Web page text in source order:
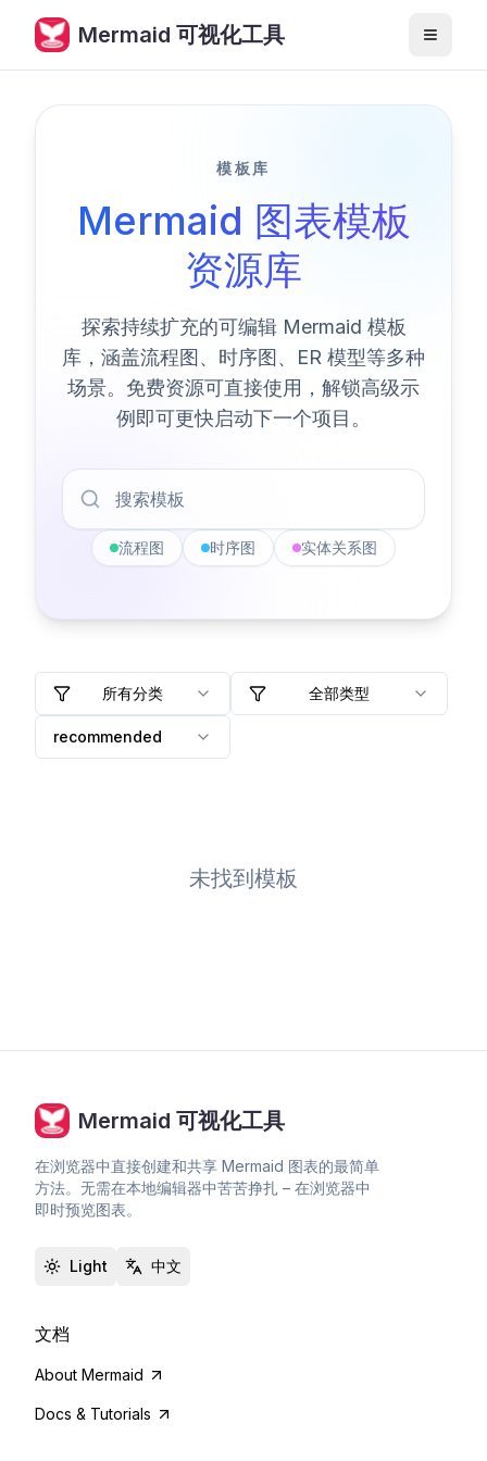
Mermaid 可视化工具 导航
模板库
Mermaid 图表模板
资源库
探索持续扩充的可编辑 Mermaid 模板
库，涵盖流程图、时序图、ER 模型等多种
场景。免费资源可直接使用，解锁高级示
例即可更快启动下一个项目。
流程图 时序图 实体关系图
所有分类 全部类型
recommended
未找到模板
Mermaid 可视化工具
在浏览器中直接创建和共享 Mermaid 图表的最简单
方法。无需在本地编辑器中苦苦挣扎 – 在浏览器中
即时预览图表。
Light 中文
文档
About Mermaid
Docs & Tutorials